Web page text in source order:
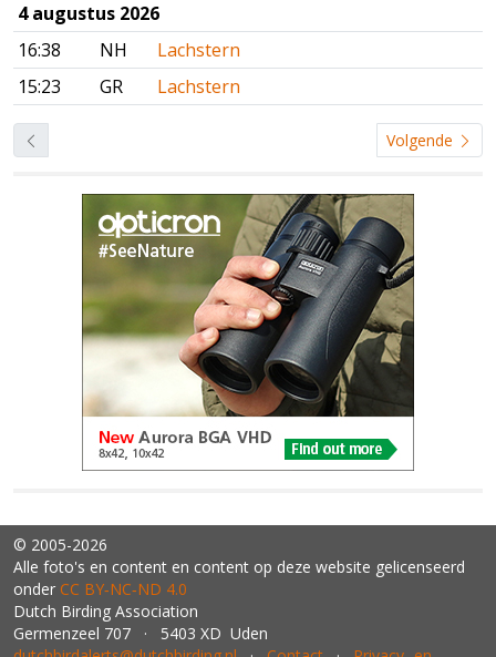
4 augustus 2026
16:38
NH
Lachstern
15:23
GR Lachstern
Volgende
© 2005-2026
Alle foto's en content en content op deze website gelicenseerd
onder CC BY‑NC‑ND 4.0
Dutch Birding Association
Germenzeel 707 · 5403 XD Uden